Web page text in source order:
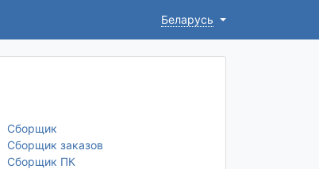
Беларусь
Сборщик
Сборщик заказов
Сборщик ПК